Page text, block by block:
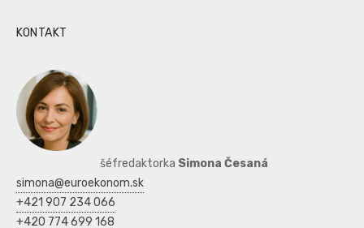
KONTAKT
šéfredaktorka Simona Česaná
simona@euroekonom.sk
+421 907 234 066
+420 774 699 168